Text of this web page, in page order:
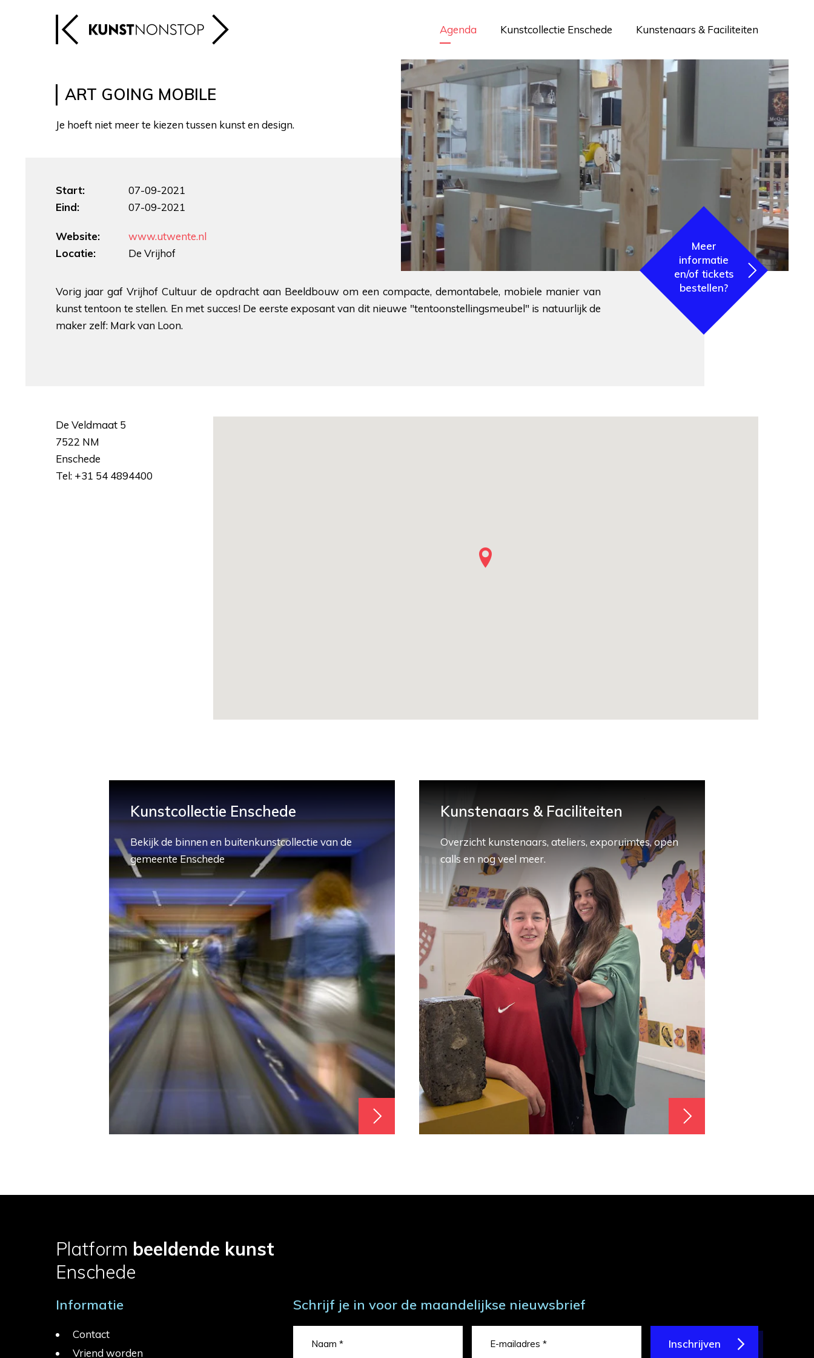
Agenda Kunstcollectie Enschede Kunstenaars & Faciliteiten
Meer
informatie
en/of tickets
bestellen?
ART GOING MOBILE
Je hoeft niet meer te kiezen tussen kunst en design.
Start:
07-09-2021
Eind:
07-09-2021
Website:
www.utwente.nl
Locatie:
De Vrijhof
Vorig jaar gaf Vrijhof Cultuur de opdracht aan Beeldbouw om een ​​compacte, demontabele, mobiele manier van
kunst tentoon te stellen. En met succes! De eerste exposant van dit nieuwe "tentoonstellingsmeubel" is natuurlijk de
maker zelf: Mark van Loon.
De Veldmaat 5
7522 NM
Enschede
Tel: +31 54 4894400
Kunstcollectie Enschede
Bekijk de binnen en buitenkunstcollectie van de
gemeente Enschede
Kunstenaars & Faciliteiten
Overzicht kunstenaars, ateliers, exporuimtes, open
calls en nog veel meer.
Platform beeldende kunst
Enschede
Informatie
Contact
Vriend worden
Schrijf je in voor de maandelijkse nieuwsbrief
Inschrijven